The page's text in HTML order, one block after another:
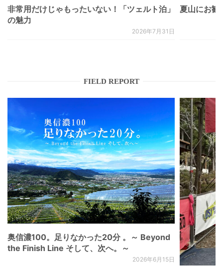
非常用だけじゃもったいない！「ツェルト泊」
の魅力
2026年7月31日
夏山にお
FIELD REPORT
奥信濃100。足りなかった20分 。～ Beyond
the Finish Line そして、次へ。～
2026年6月15日